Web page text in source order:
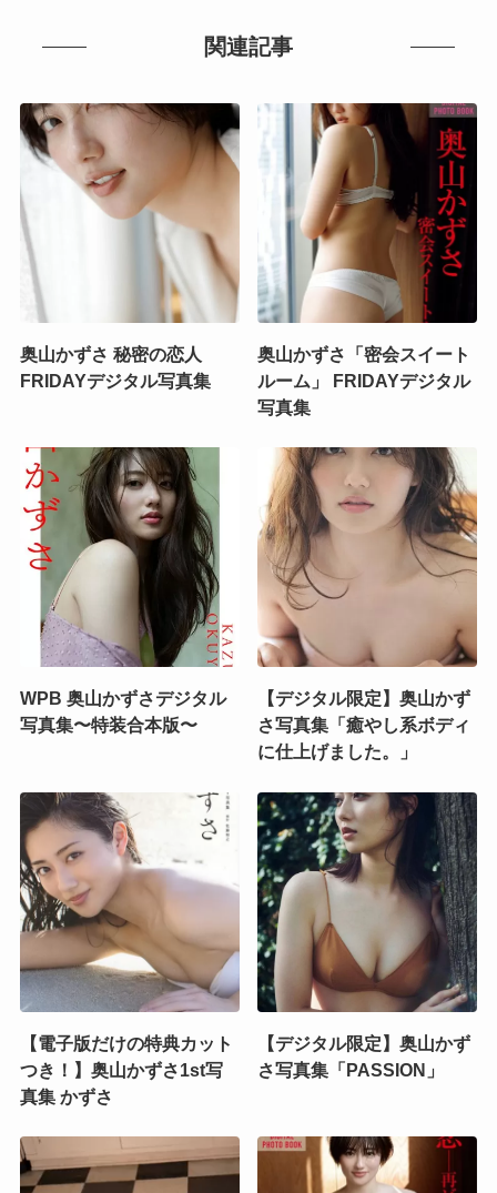
関連記事
奥山かずさ 秘密の恋人
FRIDAYデジタル写真集
奥山かずさ「密会スイート
ルーム」 FRIDAYデジタル
写真集
WPB 奥山かずさデジタル
写真集〜特装合本版〜
【デジタル限定】奥山かず
さ写真集「癒やし系ボディ
に仕上げました。」
【電子版だけの特典カット
つき！】奥山かずさ1st写
真集 かずさ
【デジタル限定】奥山かず
さ写真集「PASSION」